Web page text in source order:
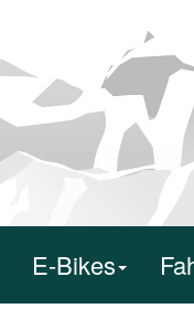
E-Bikes